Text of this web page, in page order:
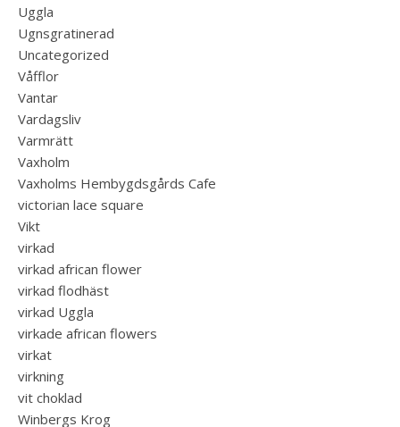
Uggla
Ugnsgratinerad
Uncategorized
Våfflor
Vantar
Vardagsliv
Varmrätt
Vaxholm
Vaxholms Hembygdsgårds Cafe
victorian lace square
Vikt
virkad
virkad african flower
virkad flodhäst
virkad Uggla
virkade african flowers
virkat
virkning
vit choklad
Winbergs Krog